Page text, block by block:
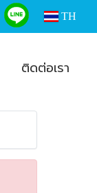
TH
ติดต่อเรา